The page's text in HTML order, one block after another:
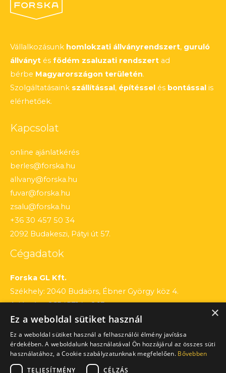
Vállalkozásunk homlokzati állványrendszert, guruló
állványt és födém zsaluzati rendszert ad
bérbe Magyarországon területén.
Szolgáltatásaink szállítással, építéssel és bontással is
elérhetőek.
Kapcsolat
online ajánlatkérés
berles@forska.hu
allvany@forska.hu
fuvar@forska.hu
zsalu@forska.hu
+36 30 457 50 34
2092 Budakeszi, Pátyi út 57.
Cégadatok
Forska GL Kft.
Székhely: 2040 Budaörs, Ébner György köz 4.
Adószám: 26545714 – 2 13
Cégjegyzékszám: 13 – 09 – 195803
Számlaszám: 12010154 – 01660751 – 00100001
×
Ez a weboldal sütiket használ
Ez a weboldal sütiket használ a felhasználói élmény javítása
érdekében. A weboldalunk használatával Ön hozzájárul az összes süti
használatához, a Cookie szabályzatunknak megfelelően. Bővebben
TELJESÍTMÉNY
CÉLZÁS